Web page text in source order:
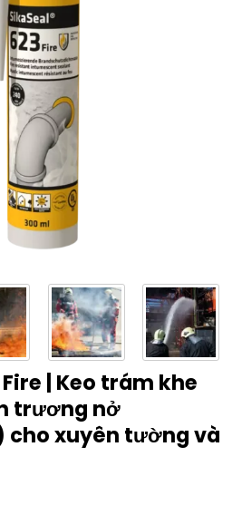
| Keo trám khe
trương nở
xuyên tường và